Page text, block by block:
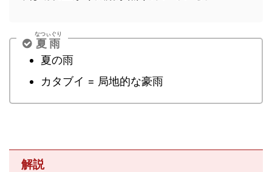
夏雨
なつぃぐり
夏の雨
カタブイ = 局地的な豪雨
解説